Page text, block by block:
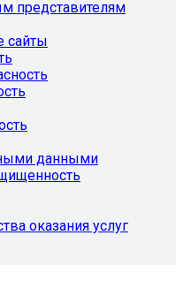
представителям
сайты
данными
оказания услуг